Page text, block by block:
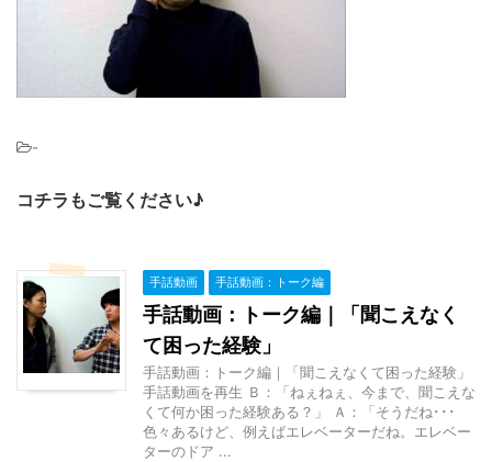
-
コチラもご覧ください♪
手話動画 手話動画：トーク編
手話動画：トーク編｜「聞こえなく
て困った経験」
手話動画：トーク編｜「聞こえなくて困った経験」
手話動画を再生 Ｂ：「ねぇねぇ、今まで、聞こえな
くて何か困った経験ある？」 Ａ：「そうだね･･･
色々あるけど、例えばエレベーターだね。エレベー
ターのドア ...